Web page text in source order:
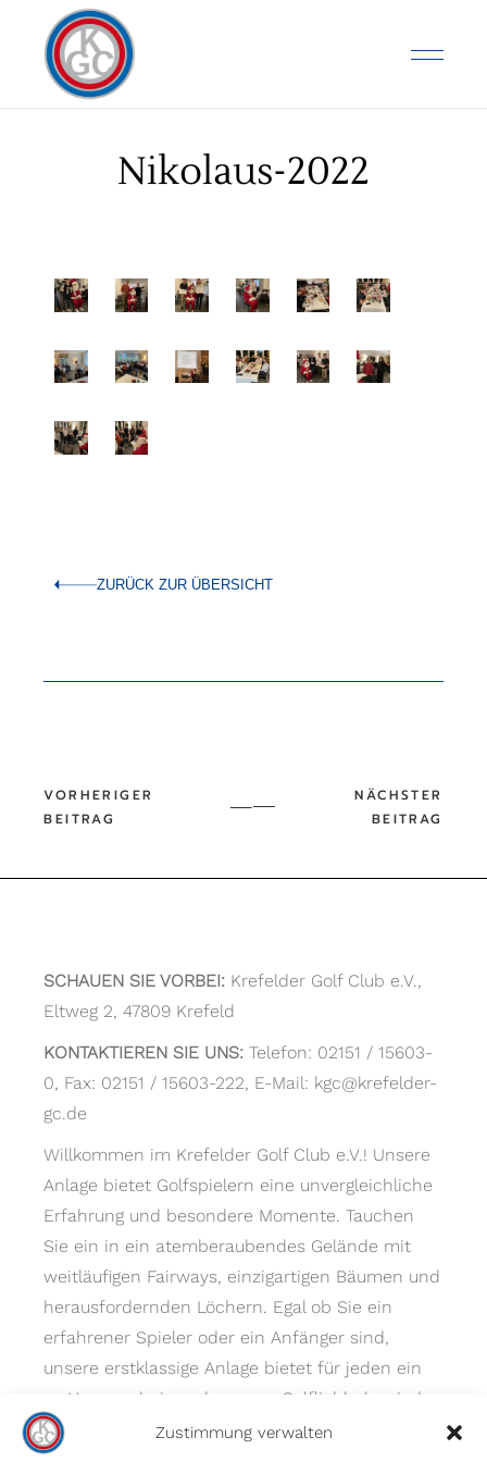
Zustimmung verwalten
Nikolaus-2022
ZURÜCK ZUR ÜBERSICHT
SCHAUEN SIE VORBEI: Krefelder Golf Club e.V.,
Eltweg 2, 47809 Krefeld
KONTAKTIEREN SIE UNS: Telefon: 02151 / 15603-
0, Fax: 02151 / 15603-222, E-Mail: kgc@krefelder-
gc.de
Willkommen im Krefelder Golf Club e.V.! Unsere
Anlage bietet Golfspielern eine unvergleichliche
Erfahrung und besondere Momente. Tauchen
Sie ein in ein atemberaubendes Gelände mit
weitläufigen Fairways, einzigartigen Bäumen und
herausfordernden Löchern. Egal ob Sie ein
erfahrener Spieler oder ein Anfänger sind,
unsere erstklassige Anlage bietet für jeden ein
zu Hause – bei uns kommen Golfliebhaber jeder
Spielstärke auf ihre Kosten.